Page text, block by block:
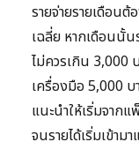
รายจ่ายรายเดือนต้
เฉลี่ย หากเดือนนั้น
ไม่ควรเกิน 3,000
เครื่องมือ 5,000
แนะนำให้เริ่มจาก
จนรายได้เริ่มเข้า